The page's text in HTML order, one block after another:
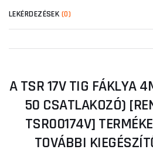
LEKÉRDEZÉSEK (0)
A TSR 17V TIG FÁKLYA
50 CSATLAKOZÓ)
TSR00174V]
TOVÁBBI